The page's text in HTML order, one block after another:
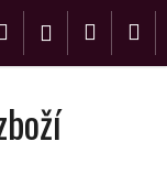
Hledat
Přihlášení
košík